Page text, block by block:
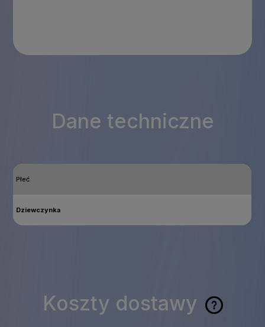
Dane techniczne
Płeć
Dziewczynka
Koszty dostawy
Cena nie zawiera